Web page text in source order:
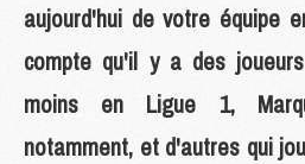
aujourd'hui de votre équipe
compte qu'il y a des
moins en Ligue 1,
notamment, et d'autres qui